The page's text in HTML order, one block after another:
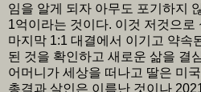
임을 알게 되자 아무도 포기하지
1억이라는 것이다. 이것 저것으로
마지막 1:1 대결에서 이기고 약속
된 것을 확인하고 새로운 삶을 결
어머니가 세상을 떠나고 딸은 미
총격과 살인은 이름난 것이나